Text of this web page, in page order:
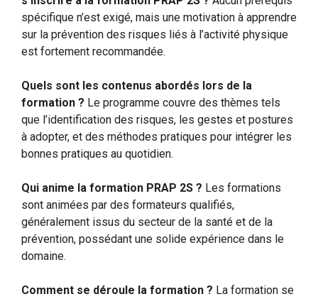
spécifique n’est exigé, mais une motivation à apprendre
sur la prévention des risques liés à l’activité physique
est fortement recommandée.
Quels sont les contenus abordés lors de la
formation ? Le programme couvre des thèmes tels
que l’identification des risques, les gestes et postures
à adopter, et des méthodes pratiques pour intégrer les
bonnes pratiques au quotidien.
Qui anime la formation PRAP 2S ? Les formations
sont animées par des formateurs qualifiés,
généralement issus du secteur de la santé et de la
prévention, possédant une solide expérience dans le
domaine.
Comment se déroule la formation ? La formation se